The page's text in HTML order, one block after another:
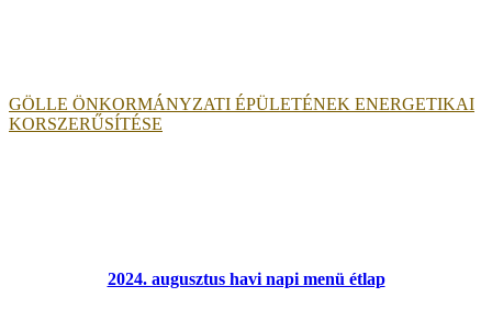
GÖLLE ÖNKORMÁNYZATI ÉPÜLETÉNEK ENERGETIKAI
KORSZERŰSÍTÉSE
2024. augusztus havi napi menü étlap